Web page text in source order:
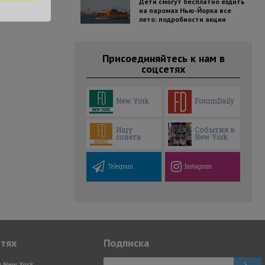
на паромах Нью-Йорка все
лето: подробности акции
Присоединяйтесь к нам в
соцсетях
New York ForumDaily
Ищу
совета
События в
New York
Telegram Instagram
Подписка